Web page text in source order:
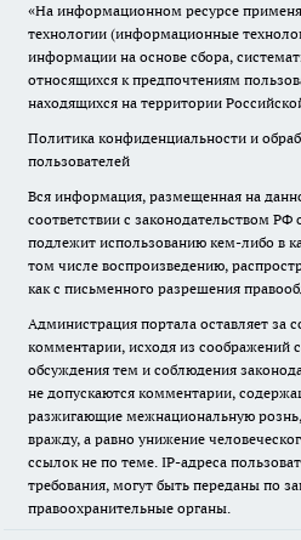
«На информационном ресурсе
технологии (информационные
информации на основе сбора,
относящихся к предпочтениям
находящихся на территории
Политика конфиденциальности и
пользователей
Вся информация, размещенная на
соответствии с законодательством РФ
подлежит использованию кем-либо в
том числе воспроизведению,
как с письменного разрешения
Администрация портала оставляет за
комментарии, исходя из соображений
обсуждения тем и соблюдения
не допускаются комментарии,
разжигающие межнациональную
вражду, а равно унижение
ссылок не по теме. IP-адреса
требования, могут быть переданы по
правоохранительные органы.